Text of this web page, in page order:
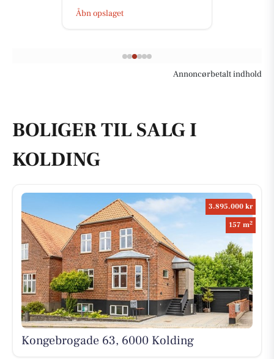
Åbn opslaget
Annoncørbetalt indhold
BOLIGER TIL SALG I
KOLDING
3.895.000 kr
157 m2
Kongebrogade 63, 6000 Kolding